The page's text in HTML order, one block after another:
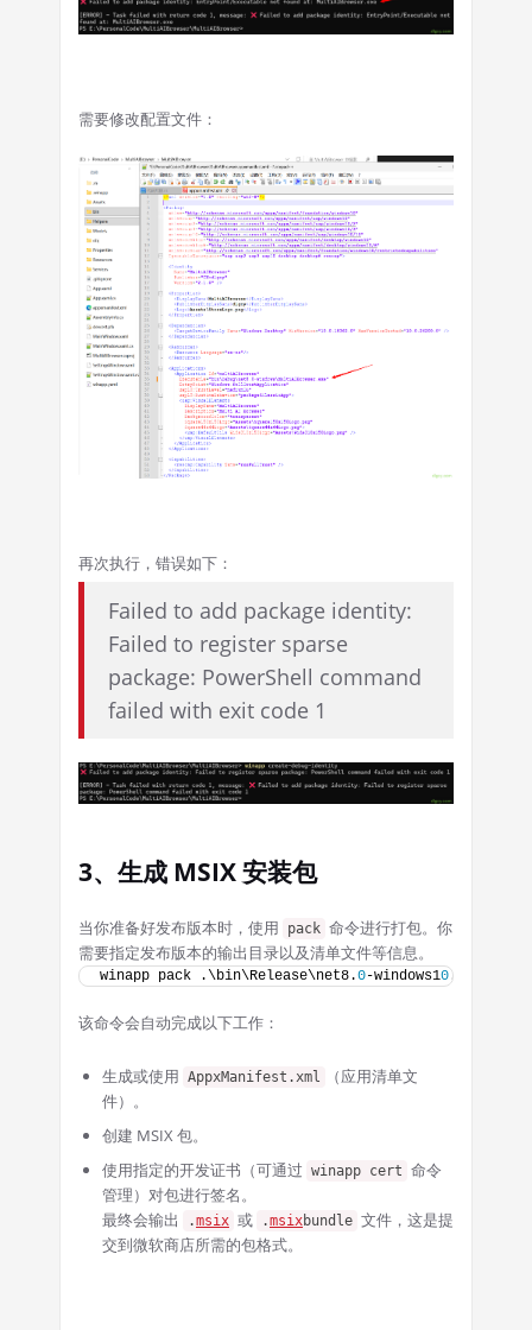
需要修改配置文件：
再次执行，错误如下：
Failed to add package identity:
Failed to register sparse
package: PowerShell command
failed with exit code 1
3、生成 MSIX 安装包
当你准备好发布版本时，使用 pack 命令进行打包。你
需要指定发布版本的输出目录以及清单文件等信息。
winapp pack .\bin\Release\net8.0-windows10.
该命令会自动完成以下工作：
生成或使用 AppxManifest.xml
（应用清单文
件）。
创建 MSIX 包。
使用指定的开发证书（可通过 winapp cert 命令
管理）对包进行签名。
最终会输出
.msix 或 .msixbundle 文件，这是提
交到微软商店所需的包格式。